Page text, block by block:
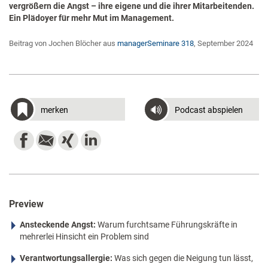
vergrößern die Angst – ihre eigene und die ihrer Mitarbeitenden.
Ein Plädoyer für mehr Mut im Management.
Beitrag von Jochen Blöcher aus managerSeminare 318, September 2024
merken Podcast abspielen
Preview
Ansteckende Angst: Warum furchtsame Führungskräfte in
mehrerlei Hinsicht ein Problem sind
Verantwortungsallergie: Was sich gegen die Neigung tun lässt,